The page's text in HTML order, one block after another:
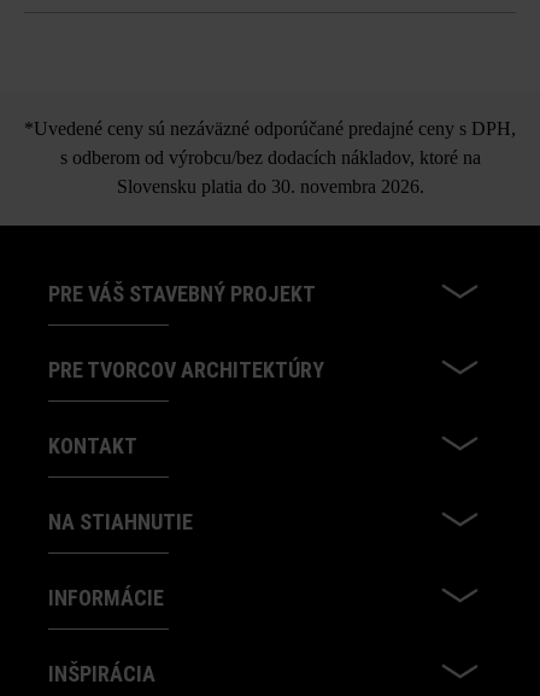
tvárnica
*Uvedené ceny sú nezáväzné odporúčané predajné ceny s DPH,
s odberom od výrobcu/bez dodacích nákladov, ktoré na
Slovensku platia do 30. novembra 2026.
PRE VÁŠ STAVEBNÝ PROJEKT
PRE TVORCOV ARCHITEKTÚRY
KONTAKT
NA STIAHNUTIE
INFORMÁCIE
INŠPIRÁCIA